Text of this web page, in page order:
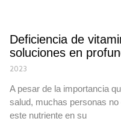
Deficiencia de
soluciones en
2023
A pesar de la importancia
salud, muchas personas
este nutriente en su